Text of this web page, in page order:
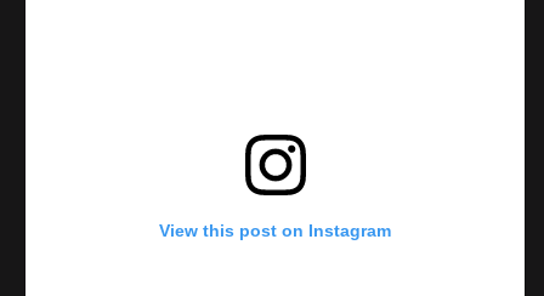
View this post on Instagram